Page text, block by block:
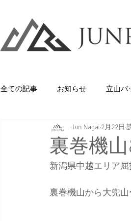
全ての記事 お知らせ 立山バ
Backcountry 八甲田山
石井スポーツ 休日 美
裏巻機
Jun Nagai 2月22日
新潟県中越エリア屈
裏巻機山から大兜山